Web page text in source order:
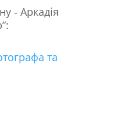
‐ Аркадія
та